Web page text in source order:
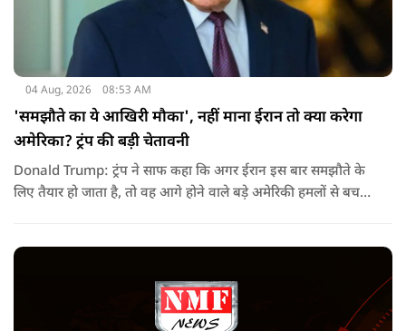
04 Aug, 2026 08:53 AM
'समझौते का ये आखिरी मौका', नहीं माना ईरान तो क्या करेगा
अमेरिका? ट्रंप की बड़ी चेतावनी
Donald Trump: ट्रंप ने साफ कहा कि अगर ईरान इस बार समझौते के
लिए तैयार हो जाता है, तो वह आगे होने वाले बड़े अमेरिकी हमलों से बच